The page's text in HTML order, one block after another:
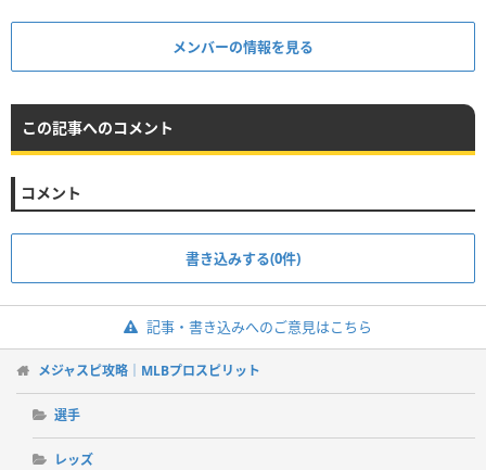
メンバーの情報を見る
この記事へのコメント
コメント
書き込みする(0件)
記事・書き込みへのご意見はこちら
メジャスピ攻略｜MLBプロスピリット
選手
レッズ